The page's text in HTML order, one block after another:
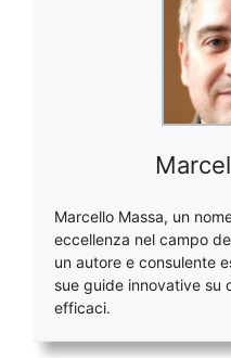
Marcello Massa, un
eccellenza nel campo
un autore e consulente
sue guide innovative su
efficaci.